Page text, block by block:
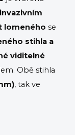
lomeného se
stihla a
viditelné
Obě stihla
, tak ve